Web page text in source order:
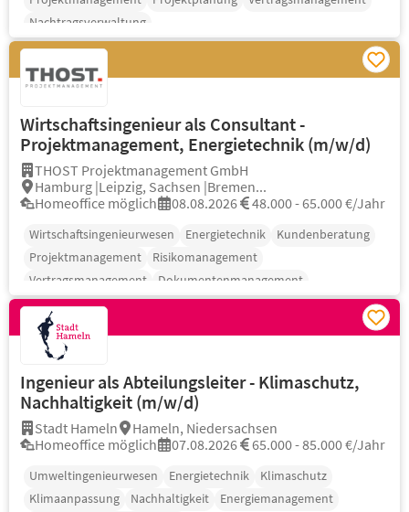
Nachtragsverwaltung
Wirtschaftsingenieur als Consultant -
Projektmanagement, Energietechnik (m/w/d)
THOST Projektmanagement GmbH
Hamburg |Leipzig, Sachsen |Bremen...
Homeoffice möglich
08.08.2026 48.000 - 65.000 €/Jahr
Wirtschaftsingenieurwesen Energietechnik
Kundenberatung
Projektmanagement
Risikomanagement
Vertragsmanagement
Dokumentenmanagement
Ingenieur als Abteilungsleiter - Klimaschutz,
Nachhaltigkeit (m/w/d)
Stadt Hameln
Hameln, Niedersachsen
Homeoffice möglich
07.08.2026 65.000 - 85.000 €/Jahr
Umweltingenieurwesen Energietechnik
Klimaschutz
Klimaanpassung
Nachhaltigkeit
Energiemanagement